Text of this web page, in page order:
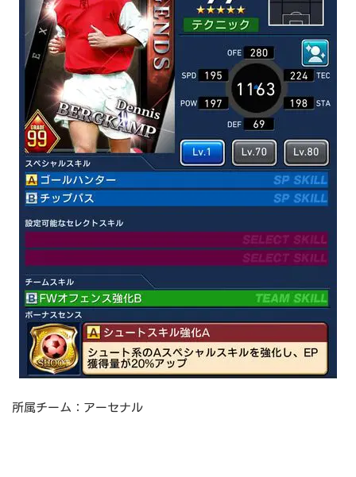
所属チーム：アーセナル